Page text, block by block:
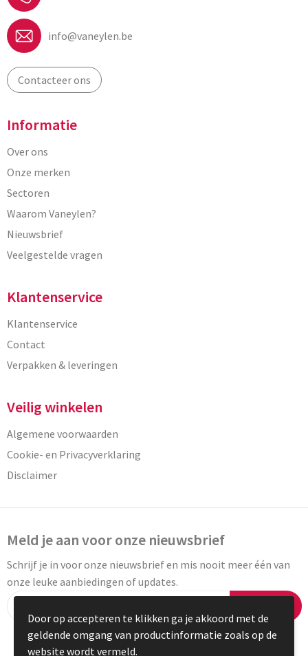
info@vaneylen.be
Contacteer ons
Informatie
Over ons
Onze merken
Sectoren
Waarom Vaneylen?
Nieuwsbrief
Veelgestelde vragen
Klantenservice
Klantenservice
Contact
Verpakken & leveringen
Veilig winkelen
Algemene voorwaarden
Cookie- en Privacyverklaring
Disclaimer
Meld je aan voor onze nieuwsbrief
Schrijf je in voor onze nieuwsbrief en mis nooit meer één van
onze leuke aanbiedingen of updates.
Door op accepteren te klikken ga je akkoord met de
geldende omgang van productinformatie zoals op de
website wordt vermeld.